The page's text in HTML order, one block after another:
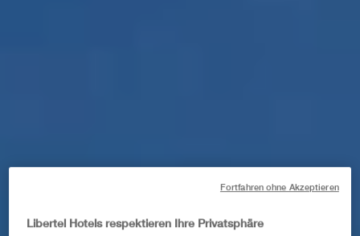
Libertel Hotels respektieren Ihre Privatsphäre
Fortfahren ohne Akzeptieren